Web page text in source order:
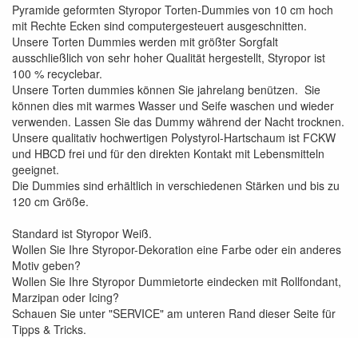
Pyramide geformten Styropor Torten-Dummies von 10 cm hoch
mit Rechte Ecken sind computergesteuert ausgeschnitten.
Unsere Torten Dummies werden mit größter Sorgfalt
ausschließlich von sehr hoher Qualität hergestellt, Styropor ist
100 % recyclebar.
Unsere Torten dummies können Sie jahrelang benützen. Sie
können dies mit warmes Wasser und Seife waschen und wieder
verwenden. Lassen Sie das Dummy während der Nacht trocknen.
Unsere qualitativ hochwertigen Polystyrol-Hartschaum ist FCKW
und HBCD frei und für den direkten Kontakt mit Lebensmitteln
geeignet.
Die Dummies sind erhältlich in verschiedenen Stärken und bis zu
120 cm Größe.
Standard ist Styropor Weiß.
Wollen Sie Ihre Styropor-Dekoration eine Farbe oder ein anderes
Motiv geben?
Wollen Sie Ihre Styropor Dummietorte eindecken mit Rollfondant,
Marzipan oder Icing?
Schauen Sie unter "SERVICE" am unteren Rand dieser Seite für
Tipps & Tricks.